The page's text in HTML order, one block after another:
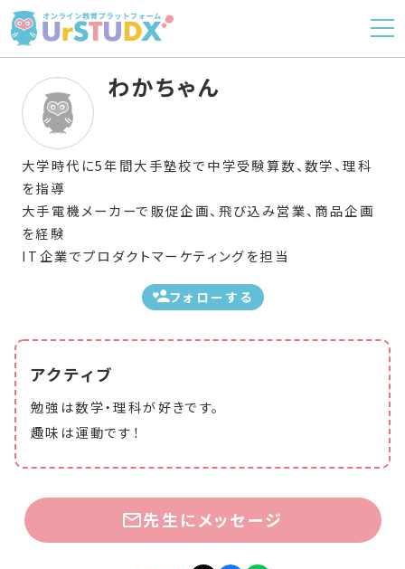
フォローする
わかちゃん
大学時代に5年間大手塾校で中学受験算数、数学、理科
を指導
大手電機メーカーで販促企画、飛び込み営業、商品企画
を経験
IT企業でプロダクトマーケティングを担当
アクティブ
勉強は数学・理科が好きです。
趣味は運動です！
先生にメッセージ